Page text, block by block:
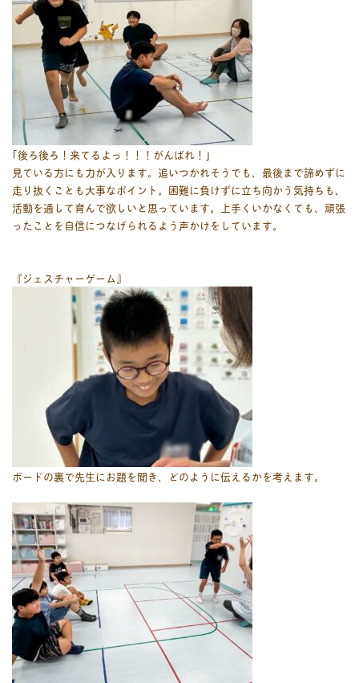
｢後ろ後ろ！来てるよっ！！！がんばれ！｣
見ている方にも力が入ります。追いつかれそうでも、最後まで諦めずに
走り抜くことも大事なポイント。困難に負けずに立ち向かう気持ちも、
活動を通して育んで欲しいと思っています。上手くいかなくても、頑張
ったことを自信につなげられるよう声かけをしています。
『ジェスチャーゲーム』
ボードの裏で先生にお題を聞き、どのように伝えるかを考えます。